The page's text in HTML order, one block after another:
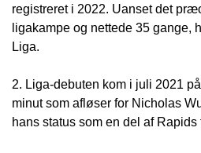
registreret i 2022. Uanset det
ligakampe og nettede 35
Liga.
2. Liga-debuten kom i juli 2021
minut som afløser for Nicholas
hans status som en del af Rapids